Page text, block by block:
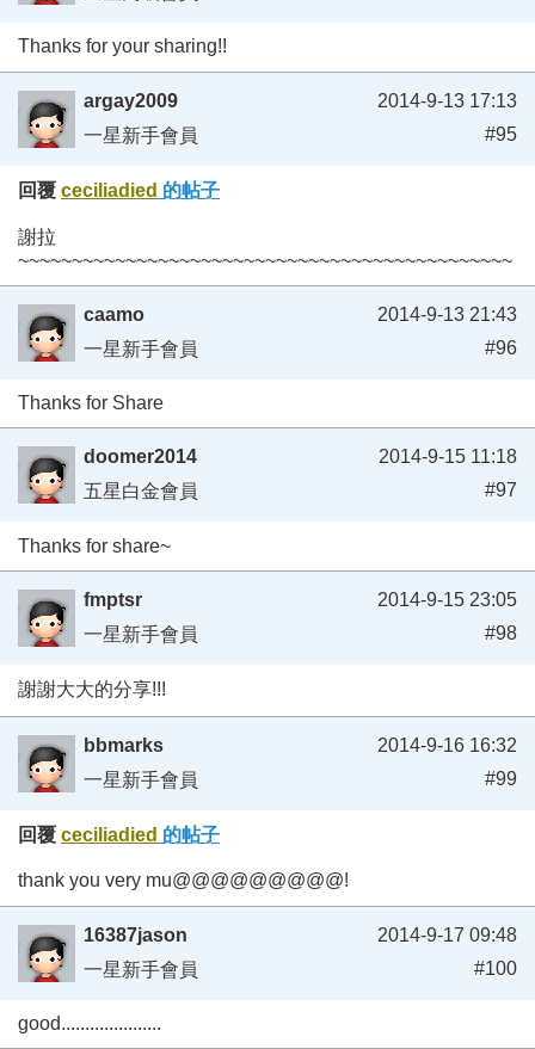
Thanks for your sharing!!
argay2009
一星新手會員
2014-9-13 17:13
#95
回覆 ceciliadied 的帖子
謝拉
~~~~~~~~~~~~~~~~~~~~~~~~~~~~~~~~~~~~~~~~~~~~~~
caamo
一星新手會員
2014-9-13 21:43
#96
Thanks for Share
doomer2014
五星白金會員
2014-9-15 11:18
#97
Thanks for share~
fmptsr
一星新手會員
2014-9-15 23:05
#98
謝謝大大的分享!!!
bbmarks
一星新手會員
2014-9-16 16:32
#99
回覆 ceciliadied 的帖子
thank you very mu@@@@@@@@@!
16387jason
一星新手會員
2014-9-17 09:48
#100
good.....................